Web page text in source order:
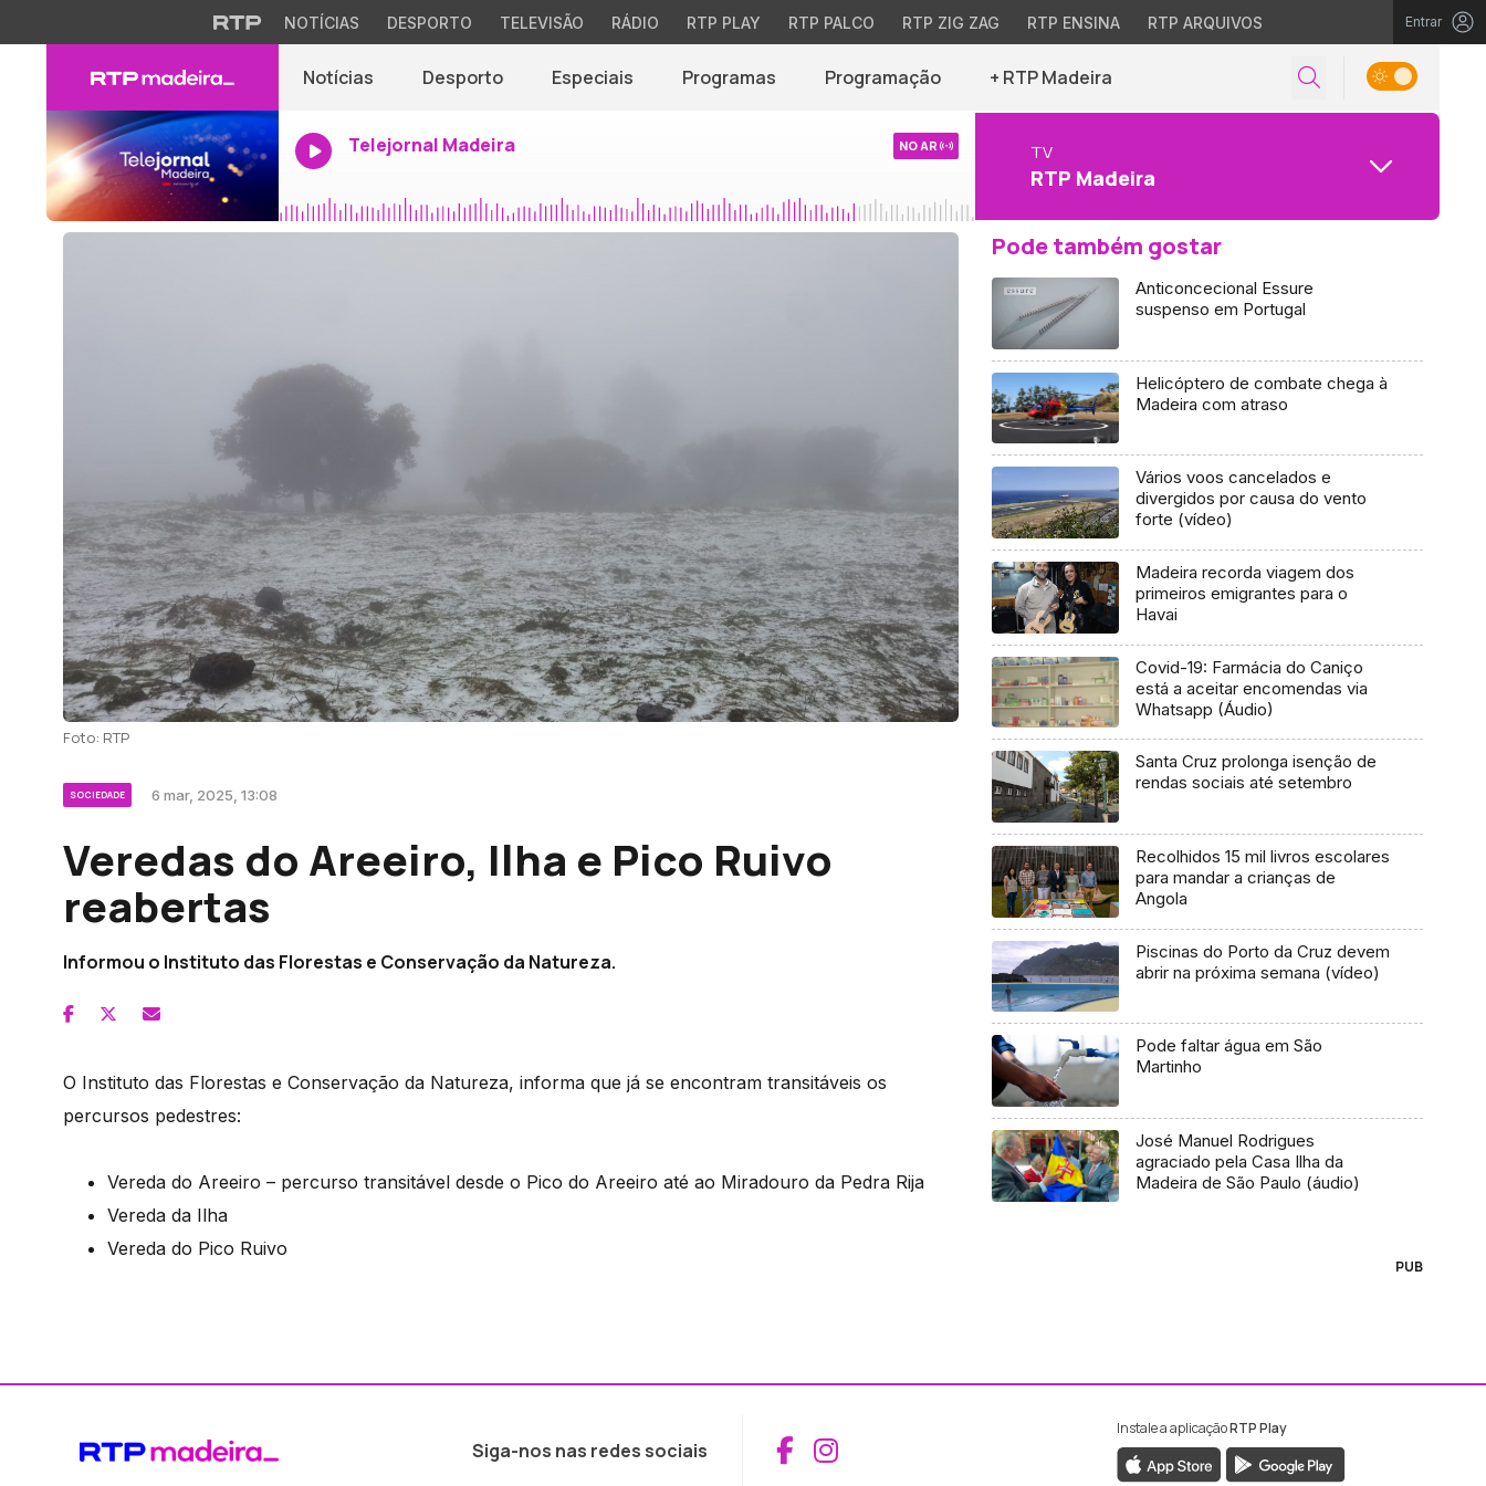
NOTÍCIAS DESPORTO TELEVISÃO RÁDIO RTP PLAY RTP PALCO RTP ZIG ZAG RTP ENSINA RTP ARQUIVOS Entrar
Notícias Desporto Especiais Programas Programação + RTP Madeira
Telejornal Madeira NO AR TV
RTP Madeira
Foto: RTP
SOCIEDADE 6 mar, 2025, 13:08
Veredas do Areeiro, Ilha e Pico Ruivo
reabertas
Informou o Instituto das Florestas e Conservação da Natureza.
O Instituto das Florestas e Conservação da Natureza, informa que já se encontram transitáveis os
percursos pedestres:
Vereda do Areeiro – percurso transitável desde o Pico do Areeiro até ao Miradouro da Pedra Rija
Vereda da Ilha
Vereda do Pico Ruivo
Pode também gostar
Anticoncecional Essure
suspenso em Portugal
Helicóptero de combate chega à
Madeira com atraso
Vários voos cancelados e
divergidos por causa do vento
forte (vídeo)
Madeira recorda viagem dos
primeiros emigrantes para o
Havai
Covid-19: Farmácia do Caniço
está a aceitar encomendas via
Whatsapp (Áudio)
Santa Cruz prolonga isenção de
rendas sociais até setembro
Recolhidos 15 mil livros escolares
para mandar a crianças de
Angola
Piscinas do Porto da Cruz devem
abrir na próxima semana (vídeo)
Pode faltar água em São
Martinho
José Manuel Rodrigues
agraciado pela Casa Ilha da
Madeira de São Paulo (áudio)
PUB
Siga-nos nas redes sociais Aceder ao Facebook da RTP Madeira
Aceder ao Instagram da RTP Madeira
Instale a aplicaçãoRTP Play